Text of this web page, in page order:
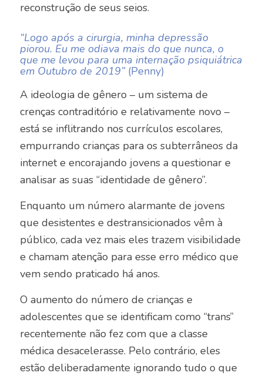
reconstrução de seus seios.
“Logo após a cirurgia, minha depressão
piorou. Eu me odiava mais do que nunca, o
que me levou para uma internação psiquiátrica
em Outubro de 2019” (Penny)
A ideologia de gênero – um sistema de
crenças contraditório e relativamente novo –
está se inflitrando nos currículos escolares,
empurrando crianças para os subterrâneos da
internet e encorajando jovens a questionar e
analisar as suas “identidade de gênero”.
Enquanto um número alarmante de jovens
que desistentes e destransicionados vêm à
público, cada vez mais eles trazem visibilidade
e chamam atenção para esse erro médico que
vem sendo praticado há anos.
O aumento do número de crianças e
adolescentes que se identificam como “trans”
recentemente não fez com que a classe
médica desacelerasse. Pelo contrário, eles
estão deliberadamente ignorando tudo o que